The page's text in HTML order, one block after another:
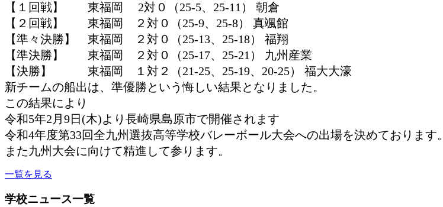
【１回戦】 東福岡 2対０（25-5、25-11） 朝倉
【２回戦】 東福岡 ２対０（25-9、25-8） 真颯館
【準々決勝】 東福岡 ２対０（25-13、25-18） 福翔
【準決勝】 東福岡 ２対０（25-17、25-21） 九州産業
【決勝】 東福岡 １対２（21-25、25-19、20-25） 福大大濠
新チームの船出は、準優勝という悔しい結果となりました。
この結果により
令和5年2月9日(木)より長崎県島原市で開催されます
令和4年度第33回全九州選抜高等学校バレーボール大会への出場を決めております。
また九州大会に向けて精進して参ります。
一覧を見る
学校ニュース一覧